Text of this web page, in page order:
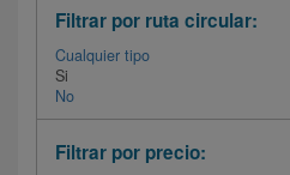
Filtrar por ruta circular:
Cualquier tipo
Si
No
Filtrar por precio: